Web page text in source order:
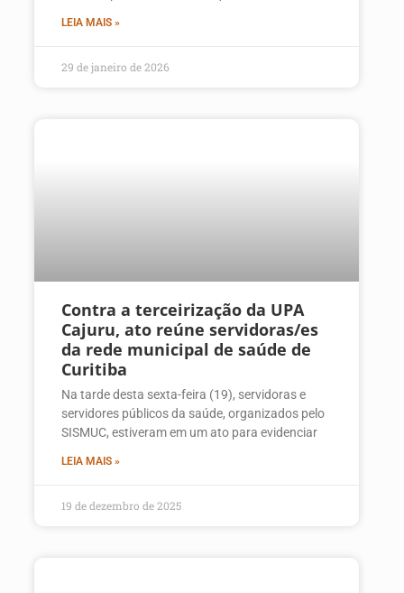
LEIA MAIS »
29 de janeiro de 2026
Contra a terceirização da UPA
Cajuru, ato reúne servidoras/es
da rede municipal de saúde de
Curitiba
Na tarde desta sexta-feira (19), servidoras e
servidores públicos da saúde, organizados pelo
SISMUC, estiveram em um ato para evidenciar
LEIA MAIS »
19 de dezembro de 2025